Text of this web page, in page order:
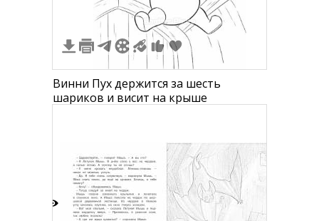
Винни Пух держится за шесть
шариков и висит на крыше